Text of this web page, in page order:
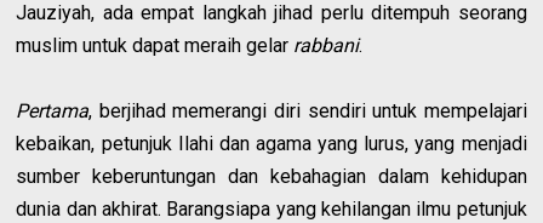
Jauziyah, ada empat langkah jihad perlu ditempuh seorang
muslim untuk dapat meraih gelar rabbani.
Pertama, berjihad memerangi diri sendiri untuk mempelajari
kebaikan, petunjuk Ilahi dan agama yang lurus, yang menjadi
sumber keberuntungan dan kebahagian dalam kehidupan
dunia dan akhirat. Barangsiapa yang kehilangan ilmu petunjuk